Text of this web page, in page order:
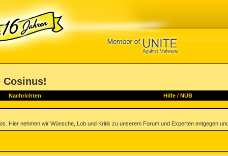
Cosinus!
Nachrichten Hilfe/ NUB
Hier nehmen wir Wünsche, Lob und Kritik zu unserem Forum und Experten entgegen